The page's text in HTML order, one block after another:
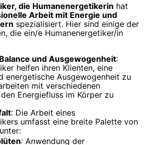
die Humanenergetikerin hat
Arbeit mit Energie und
spezialisiert. Hier sind einige der
die ein/e Humanenergetiker/in
und Ausgewogenheit:
helfen ihren Klienten, eine
energetische Ausgewogenheit zu
mit verschiedenen
Energiefluss im Körper zu
: Die Arbeit eines
umfasst eine breite Palette von
: Anwendung der